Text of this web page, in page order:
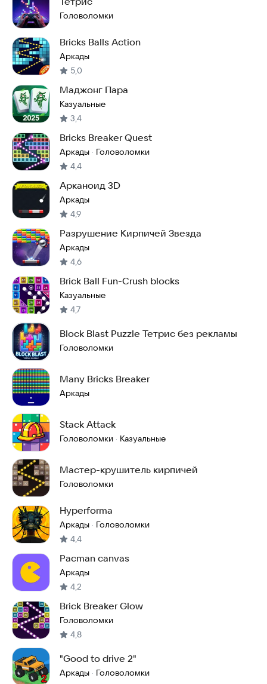
Головоломки
Bricks Balls Action
Аркады
5,0
Маджонг Пара
Казуальные
3,4
Bricks Breaker Quest
Аркады · Головоломки
4,4
Арканоид 3D
Аркады
4,9
Разрушение Кирпичей Звезда
Аркады
4,6
Brick Ball Fun-Crush blocks
Казуальные
4,7
Block Blast Puzzle Тетрис без рекламы
Головоломки
Many Bricks Breaker
Аркады
Stack Attack
Головоломки · Казуальные
Мастер-крушитель кирпичей
Головоломки
Hyperforma
Аркады · Головоломки
4,4
Pacman canvas
Аркады
4,2
Brick Breaker Glow
Головоломки
4,8
"Good to drive 2"
Аркады · Головоломки